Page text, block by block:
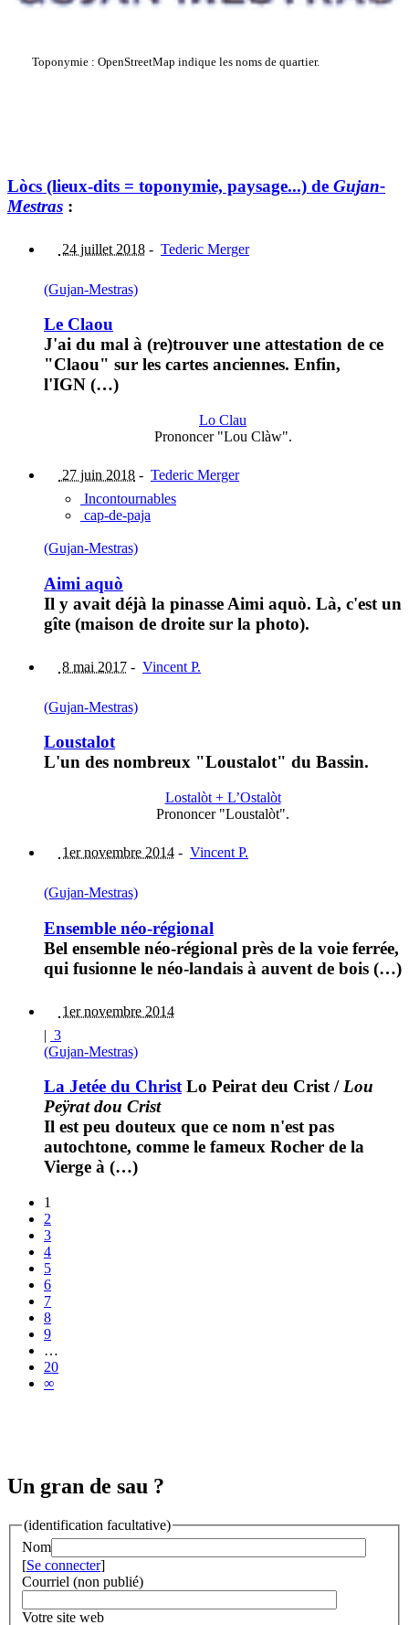
Toponymie : OpenStreetMap indique les noms de quartier.
Lòcs (lieux-dits = toponymie, paysage...) de Gujan-
Mestras :
24 juillet 2018 - Tederic Merger
(Gujan-Mestras)
Le Claou
J'ai du mal à (re)trouver une attestation de ce
"Claou" sur les cartes anciennes. Enfin,
l'IGN (…)
Lo Clau
Prononcer "Lou Clàw".
27 juin 2018 - Tederic Merger
Incontournables
cap-de-paja
(Gujan-Mestras)
Aimi aquò
Il y avait déjà la pinasse Aimi aquò. Là, c'est un
gîte (maison de droite sur la photo).
8 mai 2017 - Vincent P.
(Gujan-Mestras)
Loustalot
L'un des nombreux "Loustalot" du Bassin.
Lostalòt + L’Ostalòt
Prononcer "Loustalòt".
1er novembre 2014 - Vincent P.
(Gujan-Mestras)
Ensemble néo-régional
Bel ensemble néo-régional près de la voie ferrée,
qui fusionne le néo-landais à auvent de bois (…)
1er novembre 2014
| 3
(Gujan-Mestras)
La Jetée du ChristLo Peirat deu Crist/Lou
Peÿrat dou Crist
Il est peu douteux que ce nom n'est pas
autochtone, comme le fameux Rocher de la
Vierge à (…)
1
2
3
4
5
6
7
8
9
…
20
∞
Un gran de sau ?
(identification facultative)
Nom
[Se connecter]
Courriel (non publié)
Votre site web